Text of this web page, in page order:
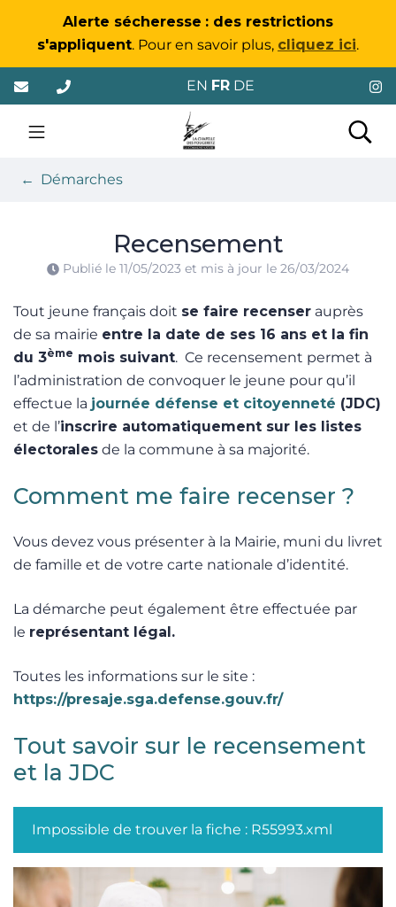
Alerte sécheresse : des restrictions
s'appliquent. Pour en savoir plus, cliquez ici.
Aller
au
contenu
EN FR DE
La Chapelle-des-
Démarches
Recensement
Publié le 11/05/2023 et mis à jour le 26/03/2024
Tout jeune français doit se faire recenser auprès
de sa mairie entre la date de ses 16 ans et la fin
du 3ème mois suivant. Ce recensement permet à
l’administration de convoquer le jeune pour qu’il
effectue la journée défense et citoyenneté (JDC)
et de l’inscrire automatiquement sur les listes
électorales de la commune à sa majorité.
Comment me faire recenser ?
Vous devez vous présenter à la Mairie, muni du livret
de famille et de votre carte nationale d’identité.
La démarche peut également être effectuée par
le représentant légal.
Toutes les informations sur le site :
https://presaje.sga.defense.gouv.fr/
Tout savoir sur le recensement
et la JDC
Impossible de trouver la fiche : R55993.xml